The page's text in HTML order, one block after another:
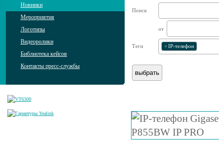
Новинки
Мероприятия
Логотипы
Видеоролики
Библиотека кейсов
Контакты пресс-службы
Поиск
от
Теги × IP-телефон